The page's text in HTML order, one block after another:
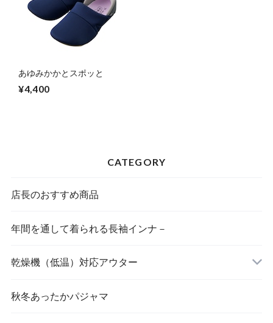
あゆみかかとスポッと
¥4,400
CATEGORY
店長のおすすめ商品
年間を通して着られる長袖インナ－
乾燥機（低温）対応アウター
秋冬あったかパジャマ